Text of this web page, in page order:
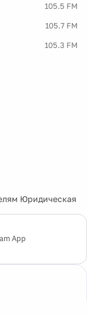
105.5 FM
105.7 FM
105.3 FM
Юридическая
App